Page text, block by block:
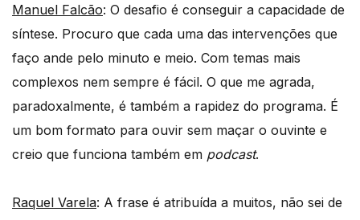
Manuel Falcão: O desafio é conseguir a capacidade de
síntese. Procuro que cada uma das intervenções que
faço ande pelo minuto e meio. Com temas mais
complexos nem sempre é fácil. O que me agrada,
paradoxalmente, é também a rapidez do programa. É
um bom formato para ouvir sem maçar o ouvinte e
creio que funciona também em podcast.
Raquel Varela: A frase é atribuída a muitos, não sei de